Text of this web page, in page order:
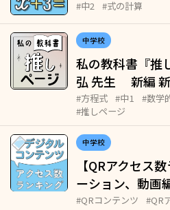
#中2 #式の計算
中学校
私の教科書『
弘 先生 新編
#方程式 #中1
#数学
#推しページ
中学校
【QRアクセス
ーション、動画
#QRコンテンツ #QR